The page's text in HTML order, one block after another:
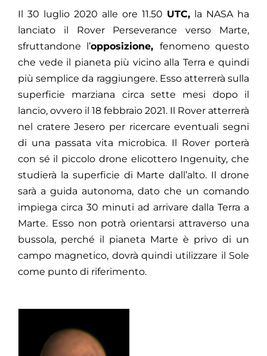
Il 30 luglio 2020 alle ore 11.50 UTC, la NASA ha
lanciato il Rover Perseverance verso Marte,
sfruttandone l’opposizione, fenomeno questo
che vede il pianeta più vicino alla Terra e quindi
più semplice da raggiungere. Esso atterrerà sulla
superficie marziana circa sette mesi dopo il
lancio, ovvero il 18 febbraio 2021. Il Rover atterrerà
nel cratere Jesero per ricercare eventuali segni
di una passata vita microbica. Il Rover porterà
con sé il ‌piccolo drone elicottero Ingenuity, che
studierà la superficie di Marte dall’alto. Il drone
sarà a guida autonoma, dato che un comando
impiega circa 30 minuti ad arrivare dalla Terra a
Marte. Esso non potrà orientarsi attraverso una
bussola, perché il pianeta Marte è privo di un
campo magnetico, dovrà quindi utilizzare il Sole
come punto di riferimento.